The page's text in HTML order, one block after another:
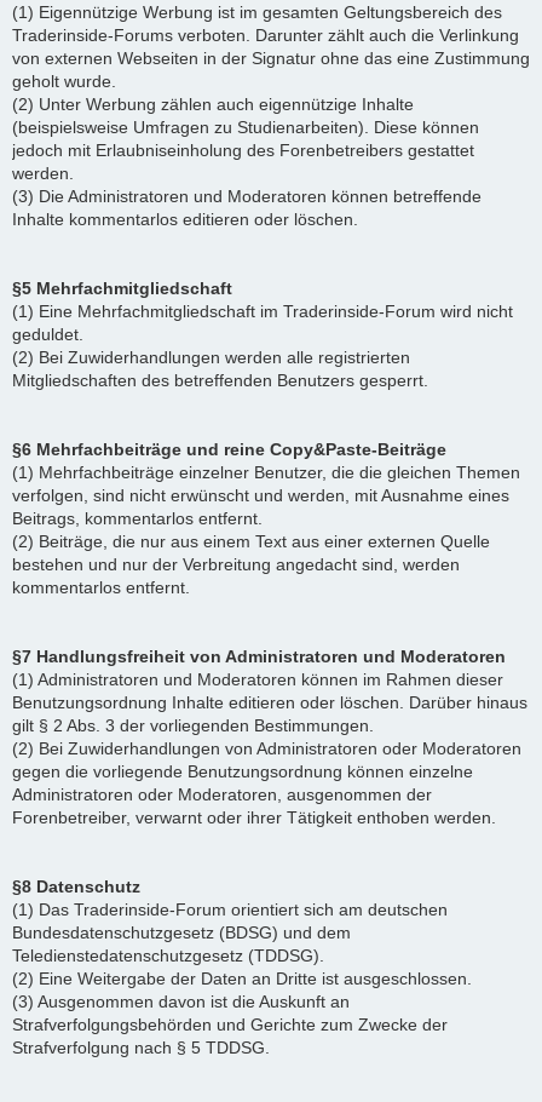
(1) Eigennützige Werbung ist im gesamten Geltungsbereich des
Traderinside-Forums verboten. Darunter zählt auch die Verlinkung
von externen Webseiten in der Signatur ohne das eine Zustimmung
geholt wurde.
(2) Unter Werbung zählen auch eigennützige Inhalte
(beispielsweise Umfragen zu Studienarbeiten). Diese können
jedoch mit Erlaubniseinholung des Forenbetreibers gestattet
werden.
(3) Die Administratoren und Moderatoren können betreffende
Inhalte kommentarlos editieren oder löschen.
§5 Mehrfachmitgliedschaft
(1) Eine Mehrfachmitgliedschaft im Traderinside-Forum wird nicht
geduldet.
(2) Bei Zuwiderhandlungen werden alle registrierten
Mitgliedschaften des betreffenden Benutzers gesperrt.
§6 Mehrfachbeiträge und reine Copy&Paste-Beiträge
(1) Mehrfachbeiträge einzelner Benutzer, die die gleichen Themen
verfolgen, sind nicht erwünscht und werden, mit Ausnahme eines
Beitrags, kommentarlos entfernt.
(2) Beiträge, die nur aus einem Text aus einer externen Quelle
bestehen und nur der Verbreitung angedacht sind, werden
kommentarlos entfernt.
§7 Handlungsfreiheit von Administratoren und Moderatoren
(1) Administratoren und Moderatoren können im Rahmen dieser
Benutzungsordnung Inhalte editieren oder löschen. Darüber hinaus
gilt § 2 Abs. 3 der vorliegenden Bestimmungen.
(2) Bei Zuwiderhandlungen von Administratoren oder Moderatoren
gegen die vorliegende Benutzungsordnung können einzelne
Administratoren oder Moderatoren, ausgenommen der
Forenbetreiber, verwarnt oder ihrer Tätigkeit enthoben werden.
§8 Datenschutz
(1) Das Traderinside-Forum orientiert sich am deutschen
Bundesdatenschutzgesetz (BDSG) und dem
Teledienstedatenschutzgesetz (TDDSG).
(2) Eine Weitergabe der Daten an Dritte ist ausgeschlossen.
(3) Ausgenommen davon ist die Auskunft an
Strafverfolgungsbehörden und Gerichte zum Zwecke der
Strafverfolgung nach § 5 TDDSG.